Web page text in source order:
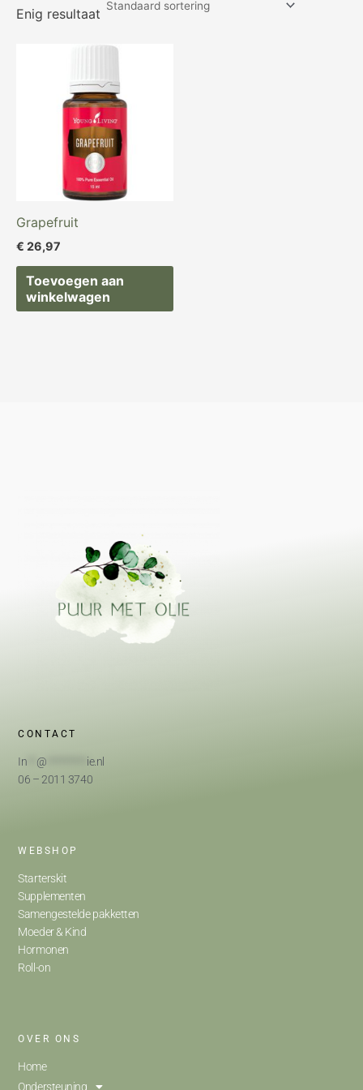
Enig resultaat
Grapefruit
€ 26,97
Toevoegen aan
winkelwagen
CONTACT
In @
ie.nl
06 – 2011 3740
WEBSHOP
Starterskit
Supplementen
Samengestelde pakketten
Moeder & Kind
Hormonen
Roll-on
OVER ONS
Home
Ondersteuning